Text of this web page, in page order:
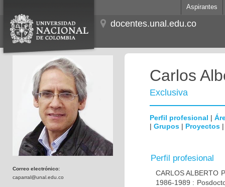
Aspirantes
docentes.unal.edu.co
Correo electrónico:
caparral@unal.edu.co
Carlos
Exclusiva
Perfil profesional |
| Grupos | Proyectos
Perfil profesional
CARLOS ALBERTO
1986-1989 :